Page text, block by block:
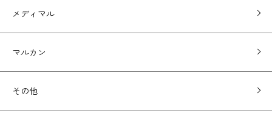
メディマル
マルカン
その他